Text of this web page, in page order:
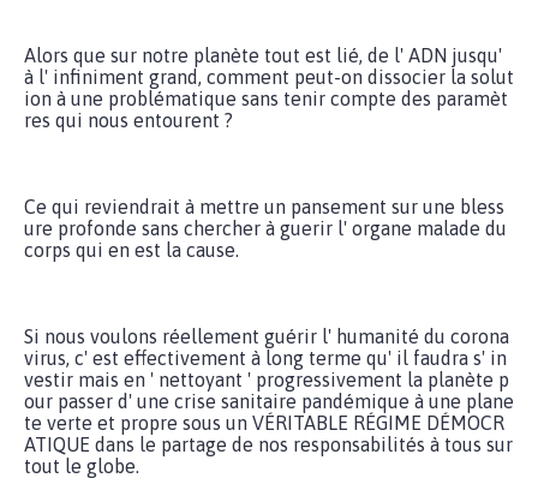
Alors que sur notre planète tout est lié, de l' ADN jusqu'
à l' infiniment grand, comment peut-on dissocier la solut
ion à une problématique sans tenir compte des paramèt
res qui nous entourent ?
Ce qui reviendrait à mettre un pansement sur une bless
ure profonde sans chercher à guerir l' organe malade du
corps qui en est la cause.
Si nous voulons réellement guérir l' humanité du corona
virus, c' est effectivement à long terme qu' il faudra s' in
vestir mais en ' nettoyant ' progressivement la planète p
our passer d' une crise sanitaire pandémique à une plane
te verte et propre sous un VÉRITABLE RÉGIME DÉMOCR
ATIQUE dans le partage de nos responsabilités à tous sur
tout le globe.